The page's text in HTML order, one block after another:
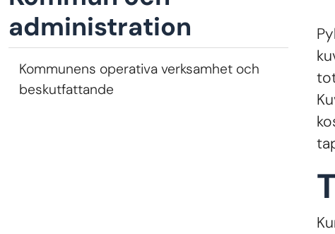
administration
Kommunens operativa verksamhet och
beskutfattande